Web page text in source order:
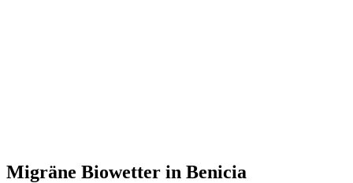
Migräne Biowetter in Benicia